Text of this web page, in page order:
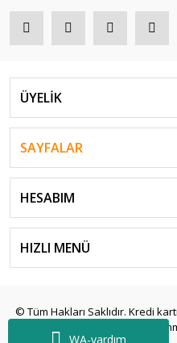
WA-yardım
ÜYELİK
SAYFALAR
HESABIM
HIZLI MENÜ
© Tüm Hakları Saklıdır. Kredi